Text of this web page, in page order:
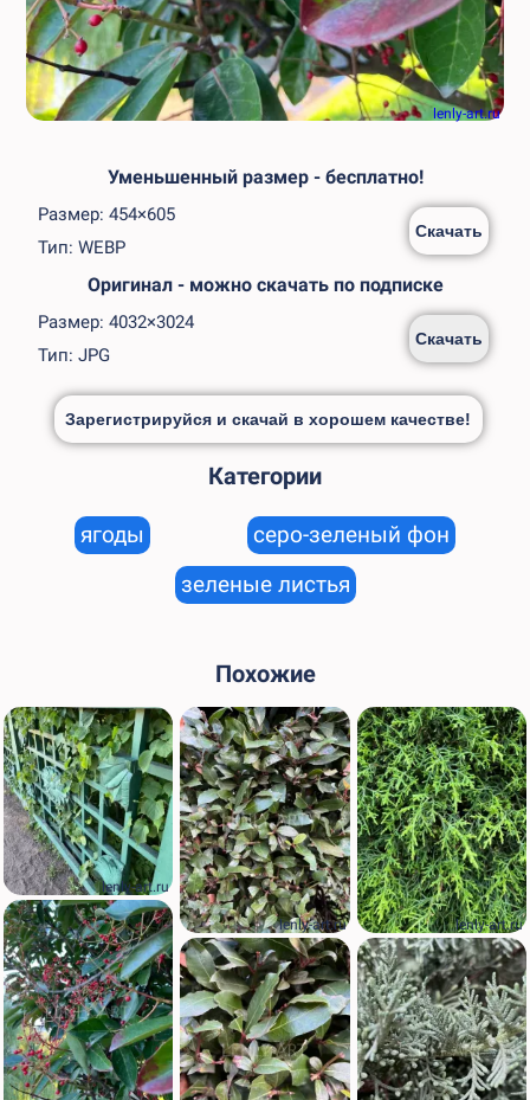
lenly-art.ru
Уменьшенный размер - бесплатно!
Размер: 454×605
Тип: WEBP
Скачать
Оригинал - можно скачать по подписке
Размер: 4032×3024
Тип: JPG
Скачать
Зарегистрируйся и скачай в хорошем качестве!
Категории
ягоды
серо-зеленый фон
зеленые листья
Похожие
lenly-art.ru
lenly-art.ru lenly-art.ru